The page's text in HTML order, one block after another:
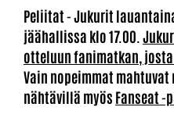
Peliitat - Jukurit
jäähallissa klo 17.00.
otteluun fanimatkan,
Vain nopeimmat mahtuvat
nähtävillä myös Fanseat -